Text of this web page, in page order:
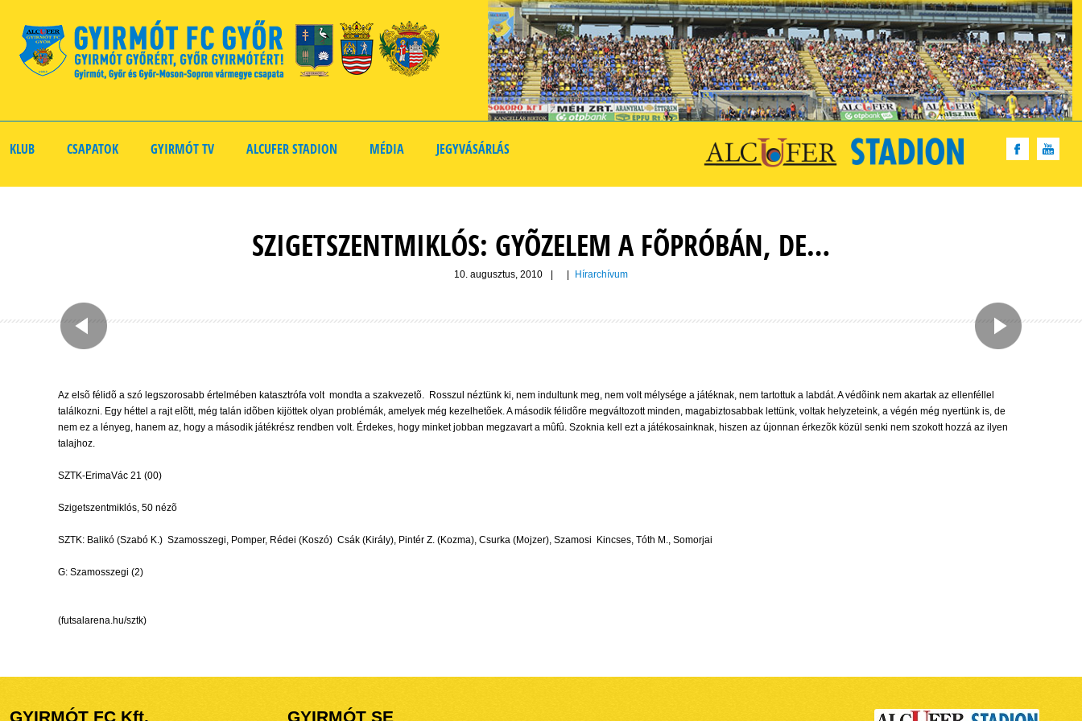
KLUB CSAPATOK GYIRMÓT TV ALCUFER STADION MÉDIA JEGYVÁSÁRLÁS
SZIGETSZENTMIKLÓS: GYÕZELEM A FÕPRÓBÁN, DE…
10. augusztus, 2010 Hírarchívum
Az elsõ félidõ a szó legszorosabb értelmében katasztrófa volt  mondta a szakvezetõ.  Rosszul néztünk ki, nem indultunk meg, nem volt mélysége a játéknak, nem tartottuk a labdát. A védõink nem akartak az ellenféllel
találkozni. Egy héttel a rajt elõtt, még talán idõben kijöttek olyan problémák, amelyek még kezelhetõek. A második félidõre megváltozott minden, magabiztosabbak lettünk, voltak helyzeteink, a végén még nyertünk is, de
nem ez a lényeg, hanem az, hogy a második játékrész rendben volt. Érdekes, hogy minket jobban megzavart a mûfû. Szoknia kell ezt a játékosainknak, hiszen az újonnan érkezõk közül senki nem szokott hozzá az ilyen
talajhoz.
SZTK-ErimaVác 21 (00)
Szigetszentmiklós, 50 nézõ
SZTK: Balikó (Szabó K.)  Szamosszegi, Pomper, Rédei (Koszó)  Csák (Király), Pintér Z. (Kozma), Csurka (Mojzer), Szamosi  Kincses, Tóth M., Somorjai
G: Szamosszegi (2)
(futsalarena.hu/sztk)